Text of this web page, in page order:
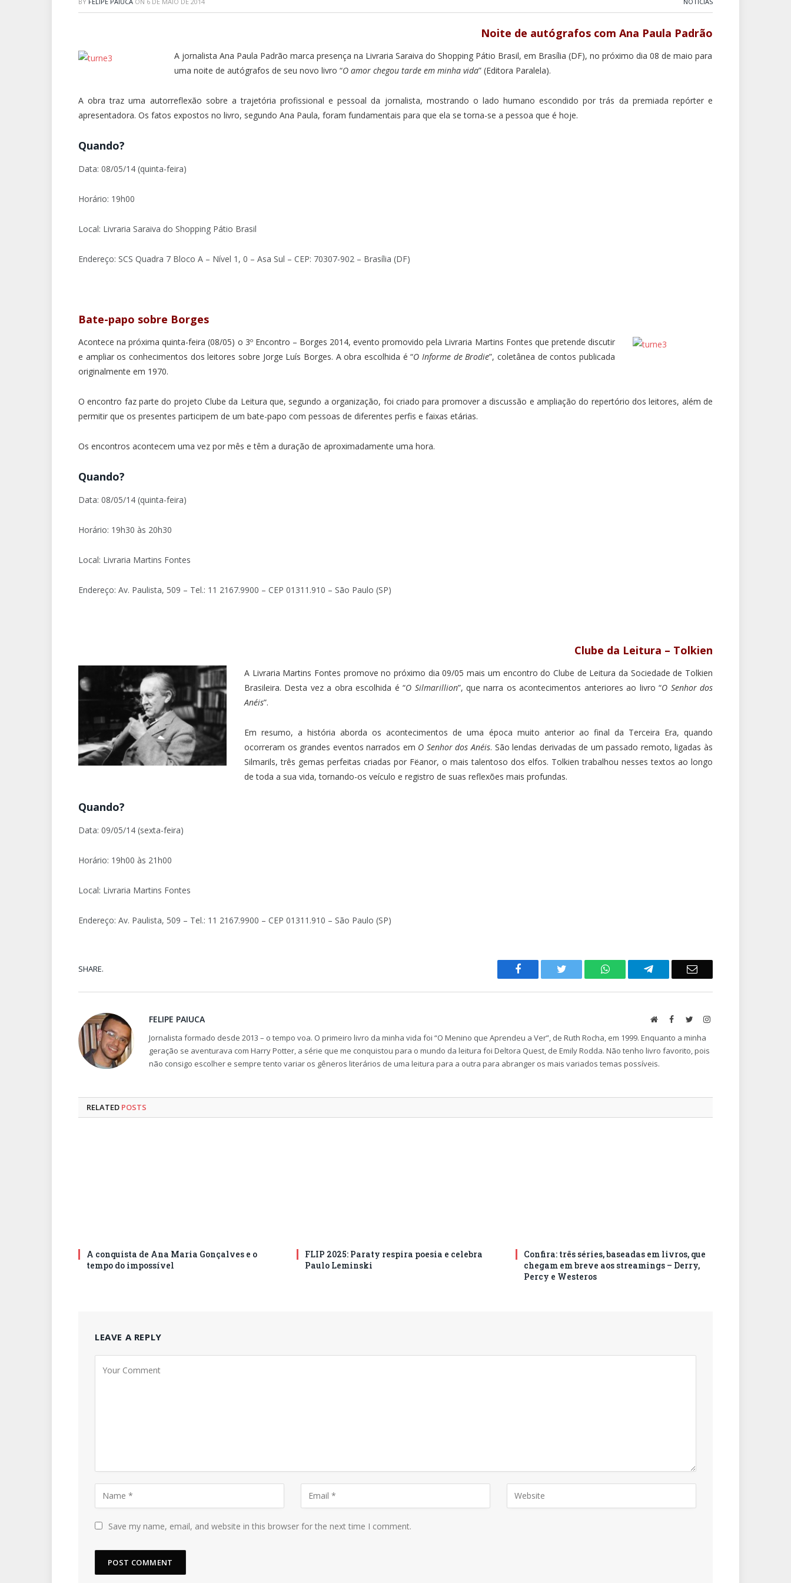
Noite de autógrafos com Ana Paula Padrão
A jornalista Ana Paula Padrão marca presença na Livraria Saraiva do Shopping Pátio Brasil, em Brasília (DF), no próximo dia 08 de maio para
uma noite de autógrafos de seu novo livro “O amor chegou tarde em minha vida” (Editora Paralela).
A obra traz uma autorreflexão sobre a trajetória profissional e pessoal da jornalista, mostrando o lado humano escondido por trás da premiada repórter e
apresentadora. Os fatos expostos no livro, segundo Ana Paula, foram fundamentais para que ela se torna-se a pessoa que é hoje.
Quando?
Data: 08/05/14 (quinta-feira)
Horário: 19h00
Local: Livraria Saraiva do Shopping Pátio Brasil
Endereço: SCS Quadra 7 Bloco A – Nível 1, 0 – Asa Sul – CEP: 70307-902 – Brasília (DF)
Bate-papo sobre Borges
Acontece na próxima quinta-feira (08/05) o 3º Encontro – Borges 2014, evento promovido pela Livraria Martins Fontes que pretende discutir
e ampliar os conhecimentos dos leitores sobre Jorge Luís Borges. A obra escolhida é “O Informe de Brodie”, coletânea de contos publicada
originalmente em 1970.
O encontro faz parte do projeto Clube da Leitura que, segundo a organização, foi criado para promover a discussão e ampliação do repertório dos leitores, além de
permitir que os presentes participem de um bate-papo com pessoas de diferentes perfis e faixas etárias.
Os encontros acontecem uma vez por mês e têm a duração de aproximadamente uma hora.
Quando?
Data: 08/05/14 (quinta-feira)
Horário: 19h30 às 20h30
Local: Livraria Martins Fontes
Endereço: Av. Paulista, 509 – Tel.: 11 2167.9900 – CEP 01311.910 – São Paulo (SP)
Clube da Leitura – Tolkien
A Livraria Martins Fontes promove no próximo dia 09/05 mais um encontro do Clube de Leitura da Sociedade de Tolkien
Brasileira. Desta vez a obra escolhida é “O Silmarillion”, que narra os acontecimentos anteriores ao livro “O Senhor dos
Anéis”.
Em resumo, a história aborda os acontecimentos de uma época muito anterior ao final da Terceira Era, quando
ocorreram os grandes eventos narrados em O Senhor dos Anéis. São lendas derivadas de um passado remoto, ligadas às
Silmarils, três gemas perfeitas criadas por Fëanor, o mais talentoso dos elfos. Tolkien trabalhou nesses textos ao longo
de toda a sua vida, tornando-os veículo e registro de suas reflexões mais profundas.
Quando?
Data: 09/05/14 (sexta-feira)
Horário: 19h00 às 21h00
Local: Livraria Martins Fontes
Endereço: Av. Paulista, 509 – Tel.: 11 2167.9900 – CEP 01311.910 – São Paulo (SP)
SHARE. Facebook Twitter WhatsAppTelegram Email
FELIPE PAIUCA WebsiteFacebook
TwitterInstagram
Jornalista formado desde 2013 – o tempo voa. O primeiro livro da minha vida foi “O Menino que Aprendeu a Ver”, de Ruth Rocha, em 1999. Enquanto a minha
geração se aventurava com Harry Potter, a série que me conquistou para o mundo da leitura foi Deltora Quest, de Emily Rodda. Não tenho livro favorito, pois
não consigo escolher e sempre tento variar os gêneros literários de uma leitura para a outra para abranger os mais variados temas possíveis.
RELATED POSTS
A conquista de Ana Maria Gonçalves e o
tempo do impossível
FLIP 2025: Paraty respira poesia e celebra
Paulo Leminski
Confira: três séries, baseadas em livros, que
chegam em breve aos streamings – Derry,
Percy e Westeros
LEAVE A REPLY
Save my name, email, and website in this browser for the next time I comment.